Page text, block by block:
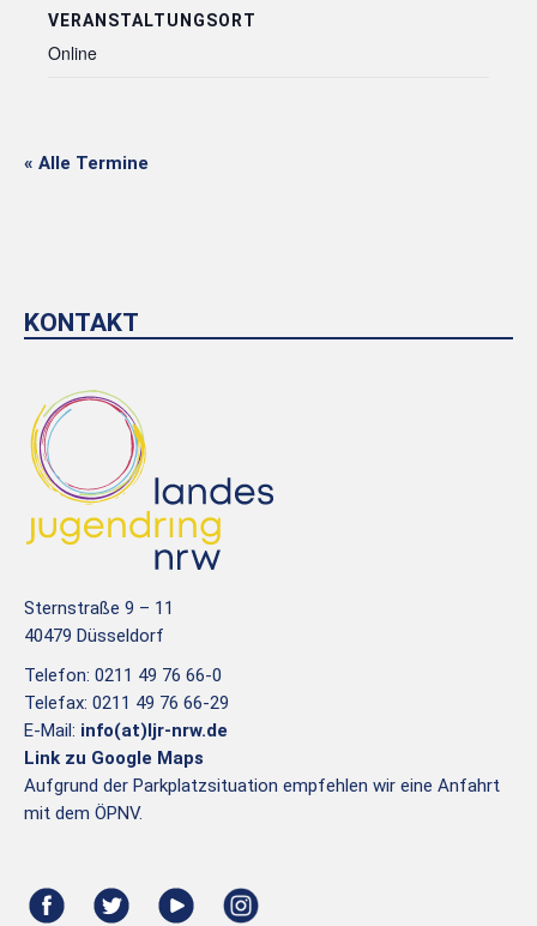
VERANSTALTUNGSORT
Online
« Alle Termine
KONTAKT
Sternstraße 9 – 11
40479 Düsseldorf
Telefon: 0211 49 76 66-0
Telefax: 0211 49 76 66-29
E-Mail: info(at)ljr-nrw.de
Link zu Google Maps
Aufgrund der Parkplatzsituation empfehlen wir eine Anfahrt
mit dem ÖPNV.